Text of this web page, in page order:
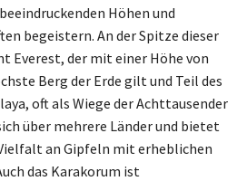
Höhen und
begeistern. An der Spitze dieser
Everest, der mit einer Höhe von
Berg der Erde gilt und Teil des
oft als Wiege der Achttausender
über mehrere Länder und bietet
an Gipfeln mit erheblichen
das Karakorum ist